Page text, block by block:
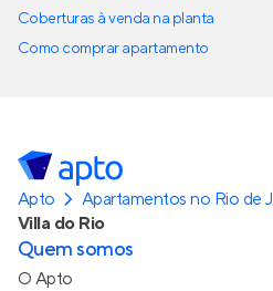
Coberturas à venda na planta
Como comprar apartamento
Apto Apartamentos no Rio de
Villa do Rio
Quem somos
O Apto